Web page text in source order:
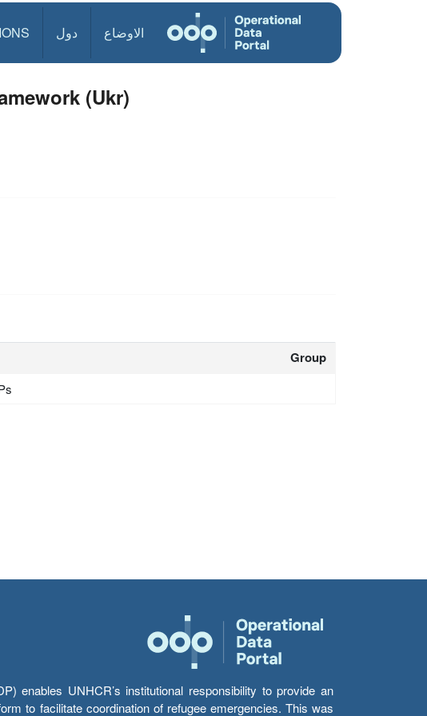
الاوضاع دول
(Ukr)
Group
enables UNHCR’s institutional responsibility to provide an
to facilitate coordination of refugee emergencies. This was